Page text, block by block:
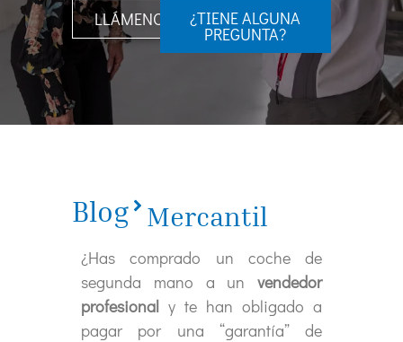
LLÁMENOS ¿TIENE ALGUNA
PREGUNTA?
Blog Mercantil
¿Has comprado un coche de
segunda mano a un vendedor
profesional y te han obligado a
pagar por una “garantía” de